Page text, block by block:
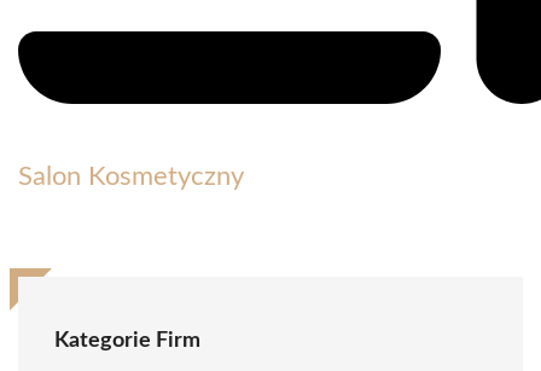
Salon Kosmetyczny
Kategorie Firm